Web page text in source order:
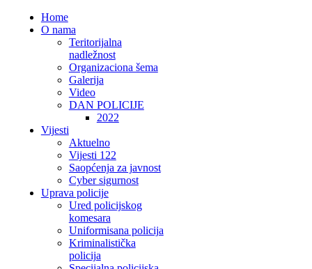
Home
O nama
Teritorijalna
nadležnost
Organizaciona šema
Galerija
Video
DAN POLICIJE
2022
Vijesti
Aktuelno
Vijesti 122
Saopćenja za javnost
Cyber sigurnost
Uprava policije
Ured policijskog
komesara
Uniformisana policija
Kriminalistička
policija